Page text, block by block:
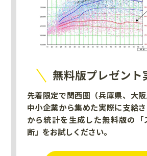
無料版プレゼント
先着限定で関西圏（兵庫県、大
中小企業から集めた実際に支給
から統計を生成した無料版の「
断」をお試しください。